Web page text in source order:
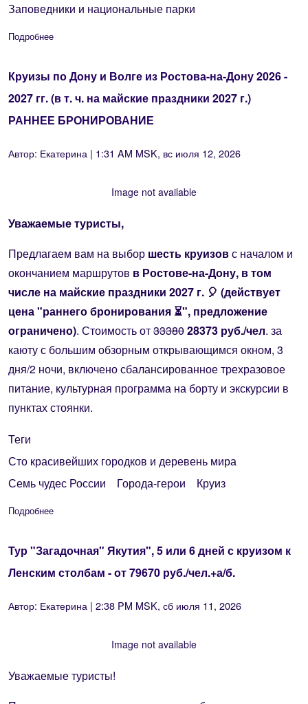
Заповедники и национальные парки
Подробнее
Круизы по Дону и Волге из Ростова-на-Дону 2026 -
2027 гг. (в т. ч. на майские праздники 2027 г.)
РАННЕЕ БРОНИРОВАНИЕ
Автор: Екатерина | 1:31 AM MSK, вс июля 12, 2026
Image not available
Уважаемые туристы,
Предлагаем вам на выбор шесть круизовс началом и
окончанием маршрутов в Ростове-на-Дону, в том
числе на майские праздники 2027 г. 🎈 (действует
цена "раннего бронирования ⏳", предложение
ограничено). Стоимость от3338028373 руб./чел. за
каюту с большим обзорным открывающимся окном, 3
дня/2 ночи, включено сбалансированное трехразовое
питание, культурная программа на борту и экскурсии в
пунктах стоянки.
Теги
Сто красивейших городков и деревень мира
Семь чудес России
Города-герои Круиз
Подробнее
Тур "Загадочная" Якутия", 5 или 6 дней с круизом к
Ленским столбам - от 79670 руб./чел.+а/б.
Автор: Екатерина | 2:38 PM MSK, сб июля 11, 2026
Image not available
Уважаемые туристы!